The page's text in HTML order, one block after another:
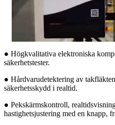
● Högkvalitativa elektroniska
säkerhetstester.
● Hårdvarudetektering av
säkerhetsskydd i realtid.
● Pekskärmskontroll,
hastighetsjustering med en knapp,